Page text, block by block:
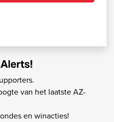
van het laatste AZ-
en winacties!